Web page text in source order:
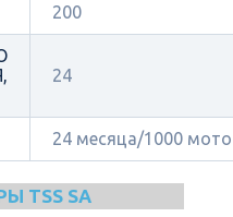
200
24
24 месяца/1000
TSS SA